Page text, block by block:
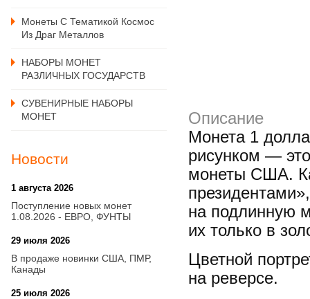
Монеты С Тематикой Космос
Из Драг Металлов
НАБОРЫ МОНЕТ
РАЗЛИЧНЫХ ГОСУДАРСТВ
СУВЕНИРНЫЕ НАБОРЫ
МОНЕТ
Новости
1 августа 2026
Поступление новых монет
1.08.2026 - ЕВРО, ФУНТЫ
29 июля 2026
В продаже новинки США, ПМР,
Канады
25 июля 2026
Описание
Монета 1
рисунком —
монеты США.
на подлинную
их только в
Цветной
на реверсе.